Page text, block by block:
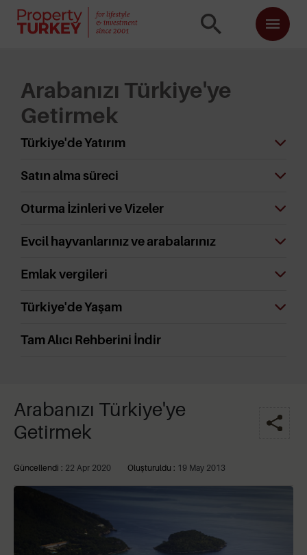
Arabanızı Türkiye'ye
Getirmek
Türkiye'de Yatırım
Satın alma süreci
Oturma İzinleri ve Vizeler
Evcil hayvanlarınız ve arabalarınız
Emlak vergileri
Türkiye'de Yaşam
Tam Alıcı Rehberini İndir
Arabanızı Türkiye'ye
Getirmek
Güncellendi : 22 Apr 2020 Oluşturuldu : 19 May 2013